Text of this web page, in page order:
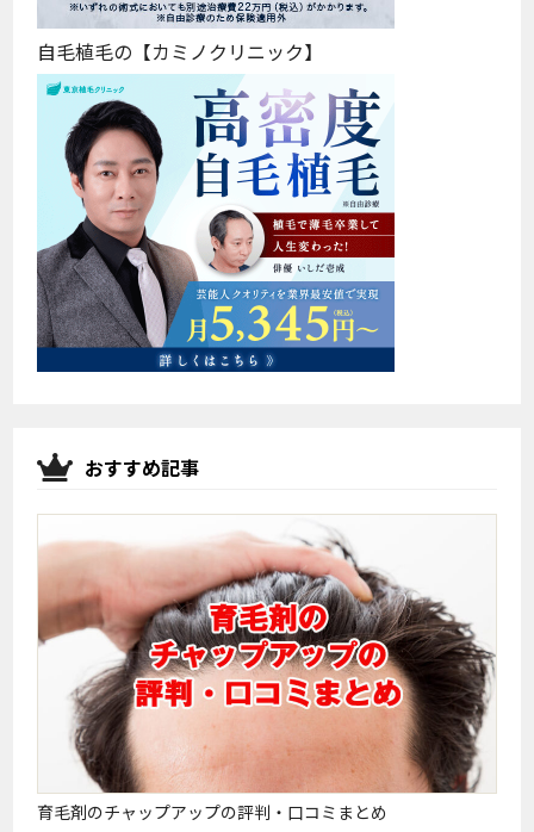
自毛植毛の【カミノクリニック】
おすすめ記事
育毛剤のチャップアップの評判・口コミまとめ